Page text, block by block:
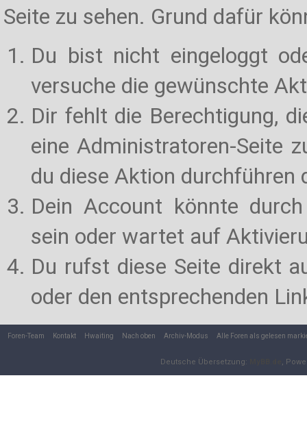
Seite zu sehen. Grund dafür
Du bist nicht eingeloggt
versuche die gewünschte
Dir fehlt die Berechtigung,
eine Administratoren-Seite
du diese Aktion durchführen
Dein Account könnte
sein oder wartet auf
Du rufst diese Seite direkt
oder den entsprechenden
Foren-Team Kontakt Hwaiting Nach oben Archiv-Modus Alle Foren als gelesen
Deutsche Übersetzung: ,